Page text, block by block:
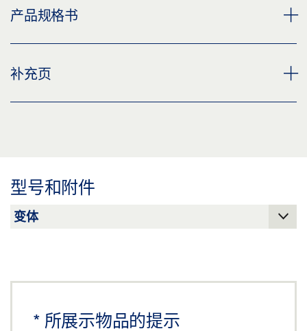
轴铰链型号 B 55 MM
标签义务: © GEZE GmbH
产品规格书
双向开启门枢轴合页 产品规格书 ZH
补充页
型号和附件
* 所展示物品的提示